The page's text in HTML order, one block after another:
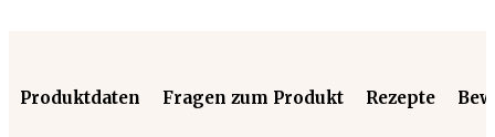
Produktdaten Fragen zum Produkt Rezepte